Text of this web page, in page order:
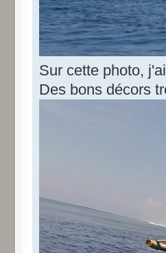
Sur cette photo,
Des bons décors